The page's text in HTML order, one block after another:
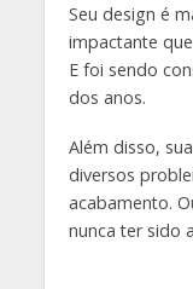
Seu design é
impactante
E foi sendo
dos anos.
Além disso,
diversos
acabamento.
nunca ter sido